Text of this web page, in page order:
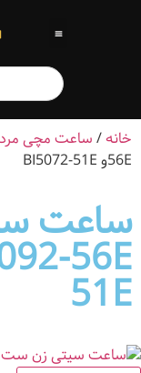
خانه/ساعت مچی
56Eو BI5072-51E
ساعت
51E